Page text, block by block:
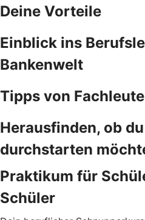
Deine Vorteile
Einblick ins
Bankenwelt
Tipps von
Herausfinden, ob
durchstarten
Praktikum für
Schüler